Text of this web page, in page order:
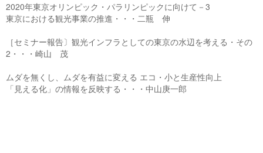
2020年東京オリンピック・パラリンピックに向けて－3
東京における観光事業の推進・・・二瓶 伸
［セミナー報告〕観光インフラとしての東京の水辺を考える・その
2・・・崎山 茂
ムダを無くし、ムダを有益に変える エコ・小と生産性向上
「見える化」の情報を反映する・・・中山庚一郎